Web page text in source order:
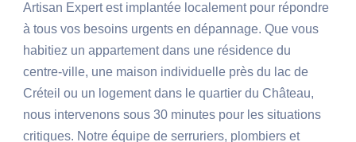
Artisan Expert est implantée localement pour répondre
à tous vos besoins urgents en dépannage. Que vous
habitiez un appartement dans une résidence du
centre-ville, une maison individuelle près du lac de
Créteil ou un logement dans le quartier du Château,
nous intervenons sous 30 minutes pour les situations
critiques. Notre équipe de serruriers, plombiers et